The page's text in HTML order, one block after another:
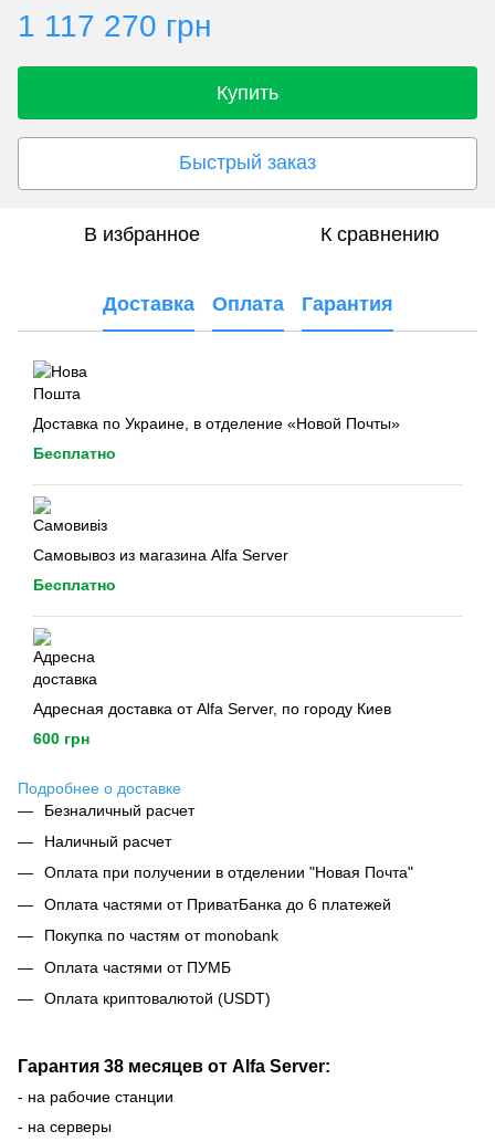
1 117 270 грн
Купить
Быстрый заказ
В избранное К сравнению
Доставка Оплата Гарантия
Доставка по Украине, в отделение «Новой Почты»
Бесплатно
Самовывоз из магазина Alfa Server
Бесплатно
Адресная доставка от Alfa Server, по городу Киев
600 грн
Подробнее о доставке
Безналичный расчет
Наличный расчет
Оплата при получении в отделении "Новая Почта"
Оплата частями от ПриватБанка до 6 платежей
Покупка по частям от monobank
Оплата частями от ПУМБ
Оплата криптовалютой (USDT)
Гарантия 38 месяцев от Alfa Server:
- на рабочие станции
- на серверы